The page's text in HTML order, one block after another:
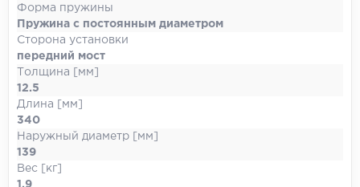
Форма пружины
Пружина с постоянным диаметром
Сторона установки
передний мост
Толщина [мм]
12.5
Длина [мм]
340
Наружный диаметр [мм]
139
Вес [кг]
1.9